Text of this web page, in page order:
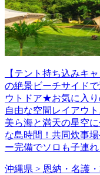
【テント持ち込みキ
の絶景ビーチサイド
ウトドア★お気に入
自由な空間レイアウ
美ら海と満天の星空
な島時間！共同炊事
ー完備でソロも子連
沖縄県 > 恩納・名護